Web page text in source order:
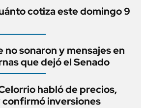
cotiza este domingo 9
no sonaron y mensajes en
que dejó el Senado
habló de precios,
inversiones